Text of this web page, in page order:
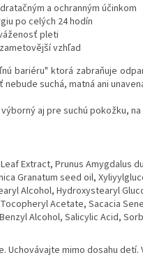
a ochranným účinkom
po celých 24 hodín
pleti
vzhľad
bariéru" ktorá zabraňuje
suchá, matná ani
aj pre suchú pokožku,
Extract, Prunus Amygdalus
Granatum seed oil,
Alcohol, Hydroxystearyl
Acetate, Sacacia
Alcohol, Salicylic Acid,
Uchovávajte mimo dosahu detí.